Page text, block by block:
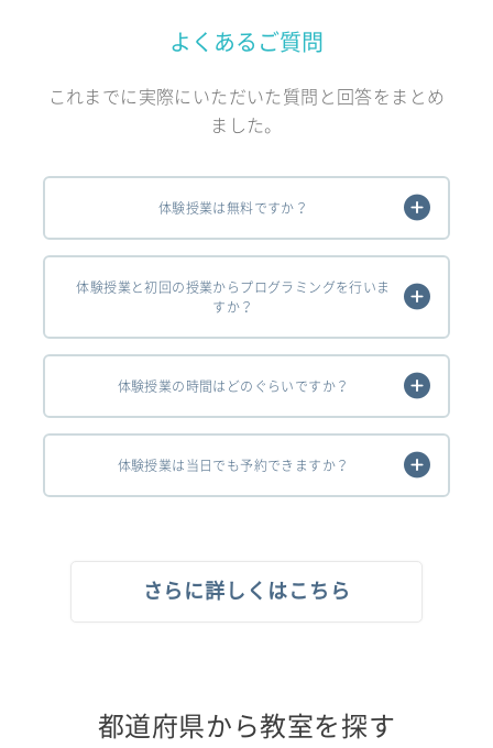
よくあるご質問
これまでに実際にいただいた質問と回答をまとめ
ました。
体験授業は無料ですか？
体験授業と初回の授業からプログラミングを行いま
すか？
体験授業の時間はどのぐらいですか？
体験授業は当日でも予約できますか？
さらに詳しくはこちら
都道府県から教室を探す